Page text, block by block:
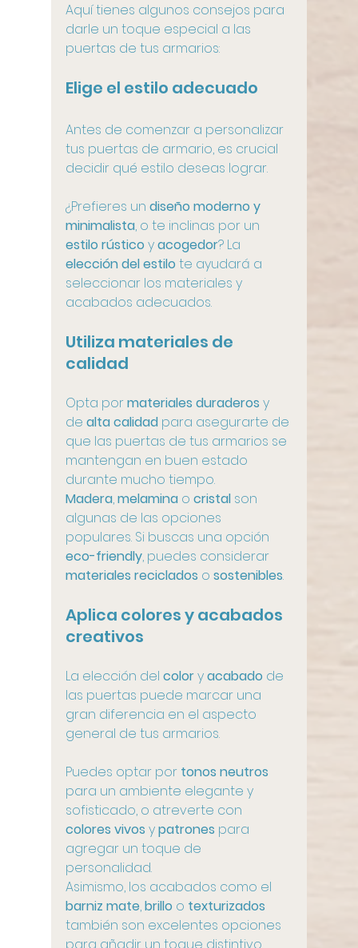
Aquí tienes algunos consejos para
darle un toque especial a las
puertas de tus armarios:
Elige el estilo adecuado
Antes de comenzar a personalizar
tus puertas de armario, es crucial
decidir qué estilo deseas lograr.
¿Prefieres un diseño moderno y
minimalista, o te inclinas por un
estilo rústico y acogedor? La
elección del estilo te ayudará a
seleccionar los materiales y
acabados adecuados.
Utiliza materiales de
calidad
Opta por materiales duraderos y
de alta calidad para asegurarte de
que las puertas de tus armarios se
mantengan en buen estado
durante mucho tiempo.
Madera, melamina o cristal son
algunas de las opciones
populares. Si buscas una opción
eco-friendly, puedes considerar
materiales reciclados o sostenibles.
Aplica colores y acabados
creativos
La elección del color y acabado de
las puertas puede marcar una
gran diferencia en el aspecto
general de tus armarios.
Puedes optar por tonos neutros
para un ambiente elegante y
sofisticado, o atreverte con
colores vivos y patrones para
agregar un toque de
personalidad.
Asimismo, los acabados como el
barniz mate, brillo o texturizados
también son excelentes opciones